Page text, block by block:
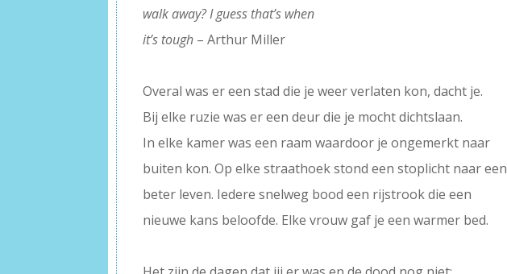
walk away? I guess that’s when
it’s tough – Arthur Miller
Overal was er een stad die je weer verlaten kon, dacht je.
Bij elke ruzie was er een deur die je mocht dichtslaan.
In elke kamer was een raam waardoor je ongemerkt naar
buiten kon. Op elke straathoek stond een stoplicht naar een
beter leven. Iedere snelweg bood een rijstrook die een
nieuwe kans beloofde. Elke vrouw gaf je een warmer bed.